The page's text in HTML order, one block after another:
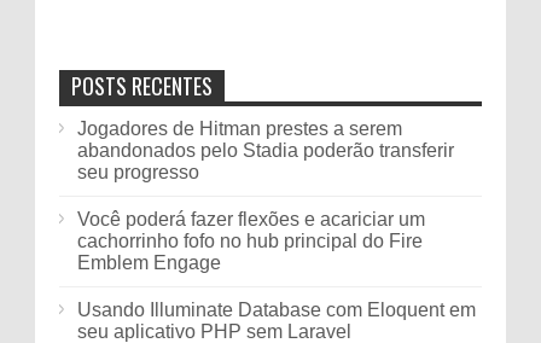
POSTS RECENTES
Jogadores de Hitman prestes a serem
abandonados pelo Stadia poderão transferir
seu progresso
Você poderá fazer flexões e acariciar um
cachorrinho fofo no hub principal do Fire
Emblem Engage
Usando Illuminate Database com Eloquent em
seu aplicativo PHP sem Laravel